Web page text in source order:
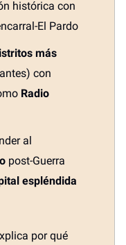
histórica con
El Pardo
más
con
Radio
al
post-Guerra
espléndida
por qué